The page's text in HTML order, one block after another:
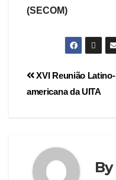
(SECOM)
XVI Reunião Latino-
americana da UITA
By